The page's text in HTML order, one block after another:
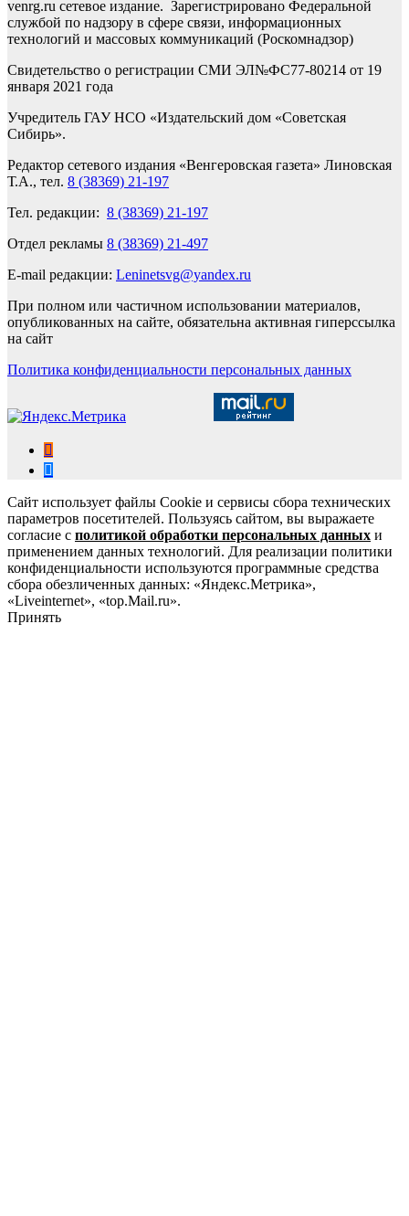
venrg.ru сетевое издание. Зарегистрировано Федеральной
службой по надзору в сфере связи, информационных
технологий и массовых коммуникаций (Роскомнадзор)
Свидетельство о регистрации СМИ ЭЛ№ФС77-80214 от 19
января 2021 года
Учредитель ГАУ НСО «Издательский дом «Советская
Сибирь».
Редактор сетевого издания «Венгеровская газета» Линовская
Т.А., тел. 8 (38369) 21-197
Тел. редакции: 8 (38369) 21-197
Отдел рекламы 8 (38369) 21-497
E-mail редакции: Leninetsvg@yandex.ru
При полном или частичном использовании материалов,
опубликованных на сайте, обязательна активная гиперссылка
на сайт
Политика конфиденциальности персональных данных
Сайт использует файлы Cookie и сервисы сбора технических
параметров посетителей. Пользуясь сайтом, вы выражаете
согласие с политикой обработки персональных данных и
применением данных технологий. Для реализации политики
конфиденциальности используются программные средства
сбора обезличенных данных: «Яндекс.Метрика»,
«Liveinternet», «top.Mail.ru».
Принять